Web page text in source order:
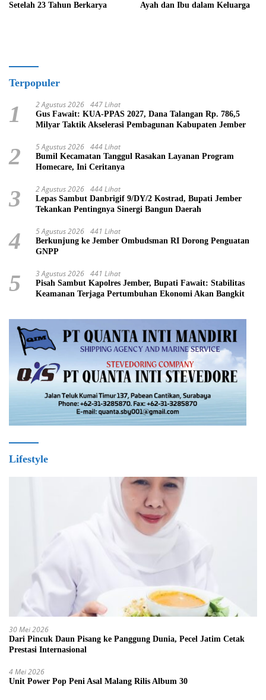
Setelah 23 Tahun Berkarya
Ayah dan Ibu dalam Keluarga
Terpopuler
1 2 Agustus 2026 447 Lihat
Gus Fawait: KUA-PPAS 2027, Dana Talangan Rp. 786,5
Milyar Taktik Akselerasi Pembagunan Kabupaten Jember
2 5 Agustus 2026 444 Lihat
Bumil Kecamatan Tanggul Rasakan Layanan Program
Homecare, Ini Ceritanya
3 2 Agustus 2026 444 Lihat
Lepas Sambut Danbrigif 9/DY/2 Kostrad, Bupati Jember
Tekankan Pentingnya Sinergi Bangun Daerah
4 5 Agustus 2026 441 Lihat
Berkunjung ke Jember Ombudsman RI Dorong Penguatan
GNPP
5 3 Agustus 2026 441 Lihat
Pisah Sambut Kapolres Jember, Bupati Fawait: Stabilitas
Keamanan Terjaga Pertumbuhan Ekonomi Akan Bangkit
Lifestyle
30 Mei 2026
Dari Pincuk Daun Pisang ke Panggung Dunia, Pecel Jatim Cetak
Prestasi Internasional
4 Mei 2026
Unit Power Pop Peni Asal Malang Rilis Album 30